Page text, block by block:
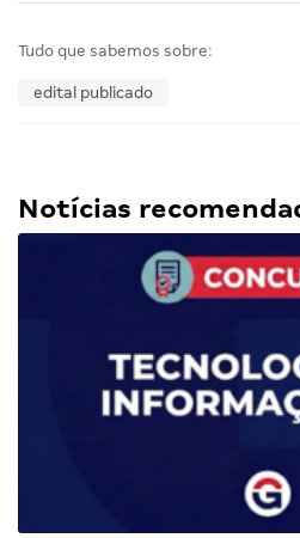
Tudo que sabemos sobre:
edital publicado
Notícias